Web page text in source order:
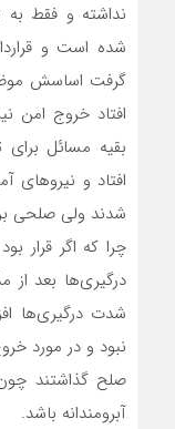
نداشته و فقط
شده است و
گرفت اساسش
افتاد خروج امن
بقیه مسائل
افتاد و نیروهای
شدند ولی صلحی
چرا که اگر قرار
درگیری‌ها بعد از
شدت درگیری‌ها
نبود و در مورد
صلح گذاشتند
آبرومندانه باشد.